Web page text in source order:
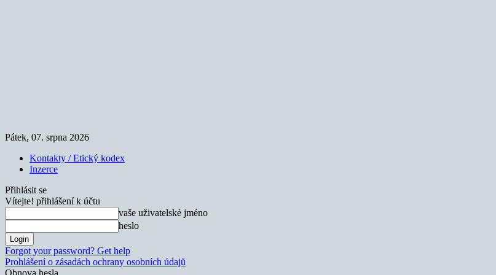
Pátek, 07. srpna 2026
Kontakty / Etický kodex
Inzerce
Přihlásit se
Vítejte! přihlášení k účtu
vaše uživatelské jméno
heslo
Forgot your password? Get help
Prohlášení o zásadách ochrany osobních údajů
Obnova hesla